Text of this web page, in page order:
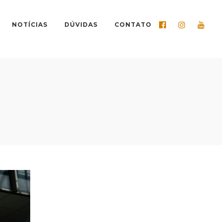
NOTÍCIAS DÚVIDAS CONTATO